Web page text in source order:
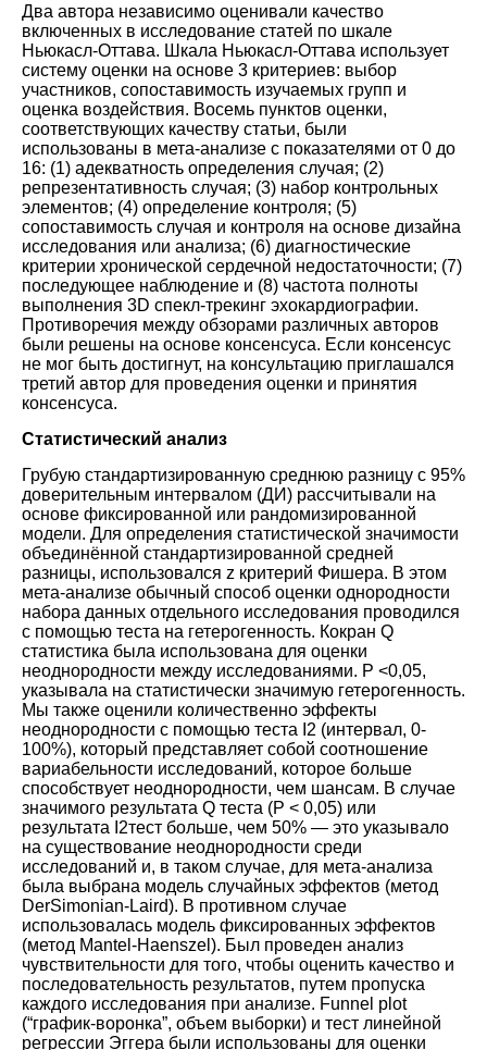
Два автора независимо оценивали качество
включенных в исследование статей по шкале
Ньюкасл-Оттава. Шкала Ньюкасл-Оттава использует
систему оценки на основе 3 критериев: выбор
участников, сопоставимость изучаемых групп и
оценка воздействия. Восемь пунктов оценки,
соответствующих качеству статьи, были
использованы в мета-анализе с показателями от 0 до
16: (1) адекватность определения случая; (2)
репрезентативность случая; (3) набор контрольных
элементов; (4) определение контроля; (5)
сопоставимость случая и контроля на основе дизайна
исследования или анализа; (6) диагностические
критерии хронической сердечной недостаточности; (7)
последующее наблюдение и (8) частота полноты
выполнения 3D спекл-трекинг эхокардиографии.
Противоречия между обзорами различных авторов
были решены на основе консенсуса. Если консенсус
не мог быть достигнут, на консультацию приглашался
третий автор для проведения оценки и принятия
консенсуса.
Статистический анализ
Грубую стандартизированную среднюю разницу с 95%
доверительным интервалом (ДИ) рассчитывали на
основе фиксированной или рандомизированной
модели. Для определения статистической значимости
объединённой стандартизированной средней
разницы, использовался z критерий Фишера. В этом
мета-анализе обычный способ оценки однородности
набора данных отдельного исследования проводился
с помощью теста на гетерогенность. Кокран Q
статистика была использована для оценки
неоднородности между исследованиями. Р <0,05,
указывала на статистически значимую гетерогенность.
Мы также оценили количественно эффекты
неоднородности с помощью теста I2 (интервал, 0-
100%), который представляет собой соотношение
вариабельности исследований, которое больше
способствует неоднородности, чем шансам. В случае
значимого результата Q теста (P < 0,05) или
результата I2тест больше, чем 50% ― это указывало
на существование неоднородности среди
исследований и, в таком случае, для мета-анализа
была выбрана модель случайных эффектов (метод
DerSimonian-Laird). В противном случае
использовалась модель фиксированных эффектов
(метод Mantel-Haenszel). Был проведен анализ
чувствительности для того, чтобы оценить качество и
последовательность результатов, путем пропуска
каждого исследования при анализе. Funnel plot
(“график-воронка”, объем выборки) и тест линейной
регрессии Эггера были использованы для оценки